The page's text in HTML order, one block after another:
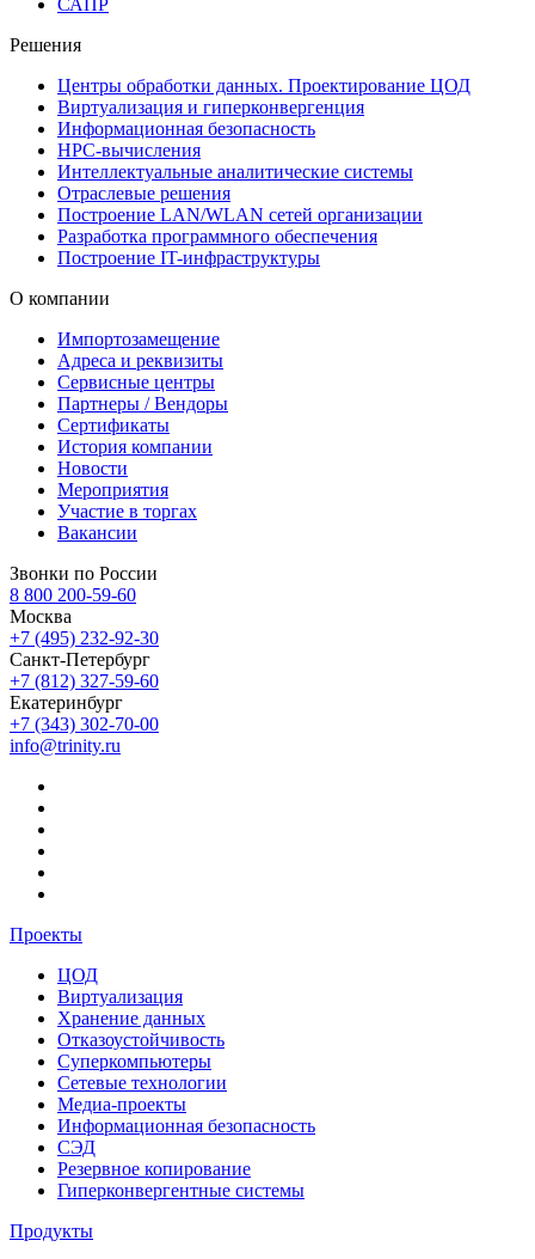
Решения
Центры обработки данных. Проектирование ЦОД
Виртуализация и гиперконвергенция
Информационная безопасность
HPC-вычисления
Интеллектуальные аналитические системы
Отраслевые решения
Построение LAN/WLAN сетей организации
Разработка программного обеспечения
Построение IT-инфраструктуры
О компании
Импортозамещение
Адреса и реквизиты
Сервисные центры
Партнеры / Вендоры
Сертификаты
История компании
Новости
Мероприятия
Участие в торгах
Вакансии
Звонки по России
8 800 200-59-60
Москва
+7 (495) 232-92-30
Санкт-Петербург
+7 (812) 327-59-60
Екатеринбург
+7 (343) 302-70-00
info@trinity.ru
Проекты
ЦОД
Виртуализация
Хранение данных
Отказоустойчивость
Суперкомпьютеры
Сетевые технологии
Медиа-проекты
Информационная безопасность
СЭД
Резервное копирование
Гиперконвергентные системы
Продукты